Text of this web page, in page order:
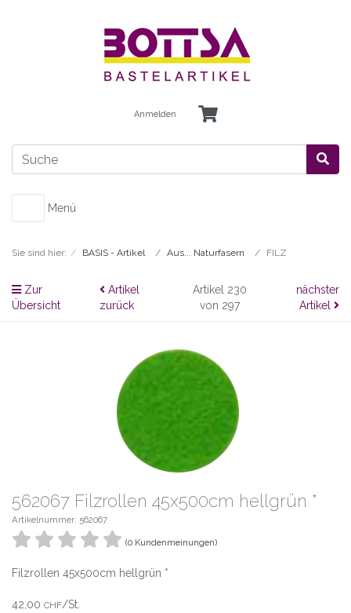
Anmelden
Menü
Sie sind hier: BASIS - Artikel Aus... Naturfasern FILZ
Zur
Übersicht
Artikel
zurück
Artikel 230
von 297
nächster
Artikel
562067 Filzrollen 45x500cm hellgrün *
Artikelnummer: 562067
(0 Kundenmeinungen)
Filzrollen 45x500cm hellgrün *
42,00 CHF/St.